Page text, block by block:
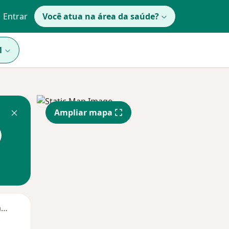
Entrar Você atua na área da saúde?
Segunda-feira
Ampliar mapa